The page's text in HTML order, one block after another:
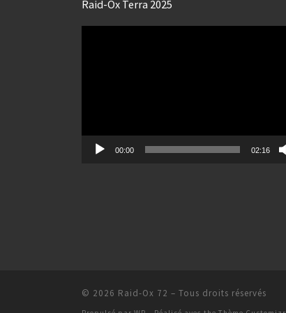
Raid-Ox Terra 2025
00:00 02:16
© 2026 Raid-Ox 72 – Tous droits réservés